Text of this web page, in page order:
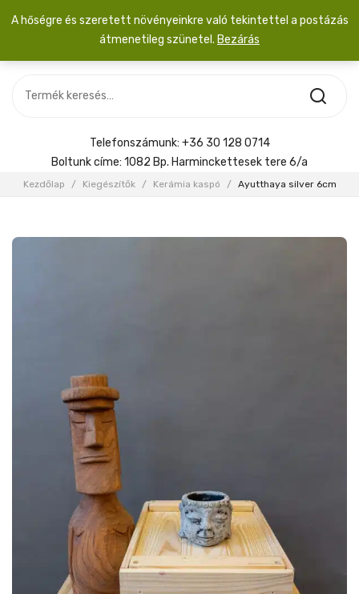
SZOBANÖVÉNY
KIEGÉSZÍTŐK
Menyasszonyi csokor
Telefonszámunk: +36 30 128 0714
Boltunk címe: 1082 Bp. Harminckettesek tere 6/a
Kezdőlap / Kiegészítők / Kerámia kaspó / Ayutthaya silver 6cm
A hőségre és szeretett növényeinkre való tekintettel a postázás
átmenetileg szünetel. Bezárás